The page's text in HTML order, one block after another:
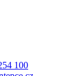
100